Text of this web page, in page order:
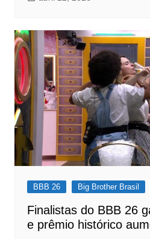
BBB 26 Big Brother Brasil
Finalistas do BBB 26
e prêmio histórico